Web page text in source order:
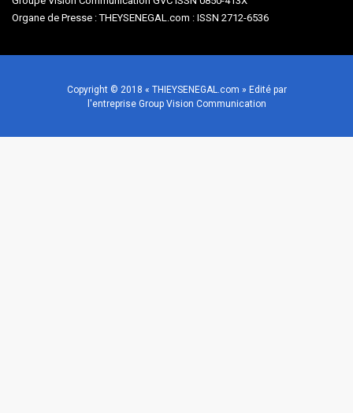
Organe de Presse : THEYSENEGAL.com : ISSN 2712-6536
Copyright © 2018 « THIEYSENEGAL.com » Edité par
l'entreprise Group Vision Communication